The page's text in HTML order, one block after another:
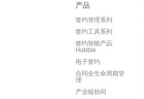
产品
签约管理系列
签约工具系列
签约智能产品
Hubble
电子签约
合同全生命周期管
理
产业链协同